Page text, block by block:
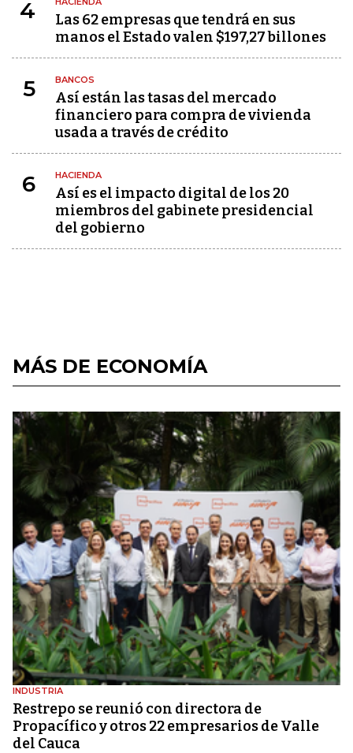
4
Las 62 empresas que tendrá en sus
manos el Estado valen $197,27 billones
5 BANCOS
Así están las tasas del mercado
financiero para compra de vivienda
usada a través de crédito
6 HACIENDA
Así es el impacto digital de los 20
miembros del gabinete presidencial
del gobierno
MÁS DE ECONOMÍA
INDUSTRIA
Restrepo se reunió con directora de
Propacífico y otros 22 empresarios de Valle
del Cauca